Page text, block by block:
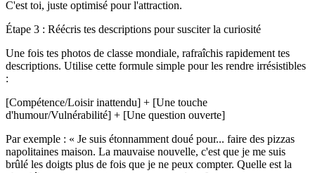
C'est toi, juste optimisé pour l'attraction.
Étape 3 : Réécris tes descriptions pour susciter la curiosité
Une fois tes photos de classe mondiale, rafraîchis rapidement tes
descriptions. Utilise cette formule simple pour les rendre irrésistibles
:
[Compétence/Loisir inattendu] + [Une touche
d'humour/Vulnérabilité] + [Une question ouverte]
Par exemple : « Je suis étonnamment doué pour... faire des pizzas
napolitaines maison. La mauvaise nouvelle, c'est que je me suis
brûlé les doigts plus de fois que je ne peux compter. Quelle est la